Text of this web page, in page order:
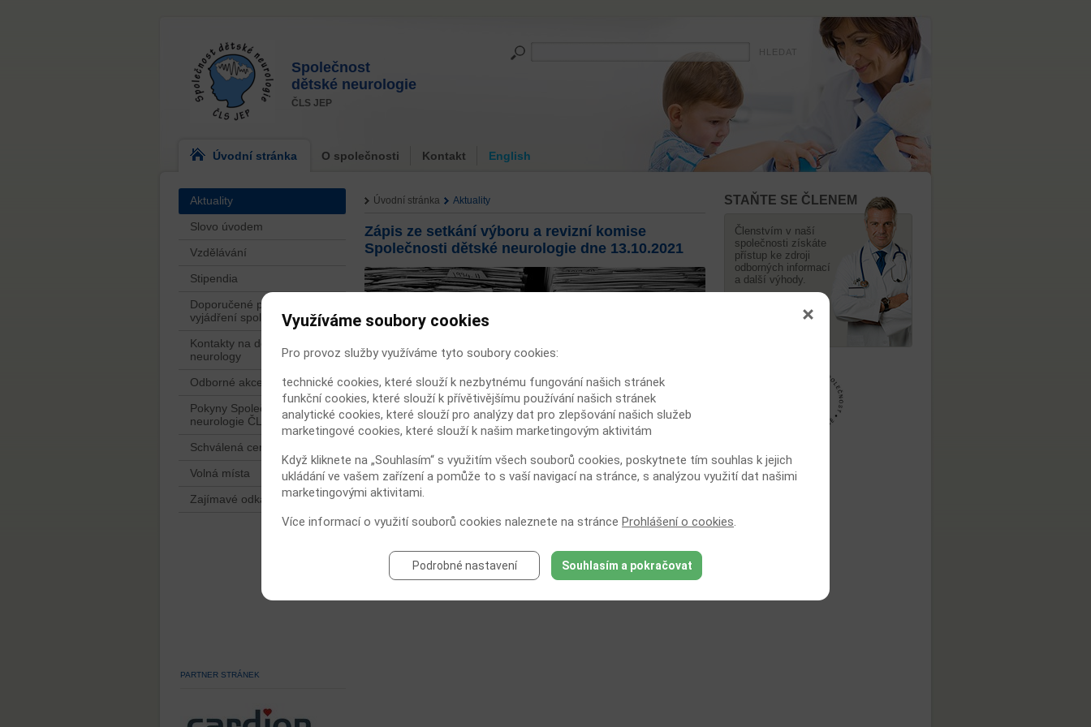
Společnost
dětské neurologie
ČLS JEP
Úvodní stránka O společnosti Kontakt English
Úvodní stránka Aktuality
Zápis ze setkání výboru a revizní komise
Společnosti dětské neurologie dne 13.10.2021
Dokument ke stažení - [PDF]
Archív
STAŇTE SE ČLENEM
Členstvím v naší
společnosti získáte
přístup ke zdroji
odborných informací
a další výhody.
Aktuality
Slovo úvodem
Vzdělávání
Stipendia
Doporučené postupy a
vyjádření společnosti
Kontakty na dětské
neurology
Odborné akce
Pokyny Společnosti dětské
neurologie ČLS JEP
Schválená centra
Volná místa
Zajímavé odkazy
PARTNER STRÁNEK
Využíváme soubory cookies
Pro provoz služby využíváme tyto soubory cookies:
technické cookies, které slouží k nezbytnému fungování našich stránek
funkční cookies, které slouží k přívětivějšímu používání našich stránek
analytické cookies, které slouží pro analýzy dat pro zlepšování našich služeb
marketingové cookies, které slouží k našim marketingovým aktivitám
Když kliknete na „Souhlasím“ s využitím všech souborů cookies, poskytnete tím souhlas k jejich
ukládání ve vašem zařízení a pomůže to s vaší navigací na stránce, s analýzou využití dat našimi
marketingovými aktivitami.
Více informací o využití souborů cookies naleznete na stránce Prohlášení o cookies
Podrobné nastavení Souhlasím a pokračovat